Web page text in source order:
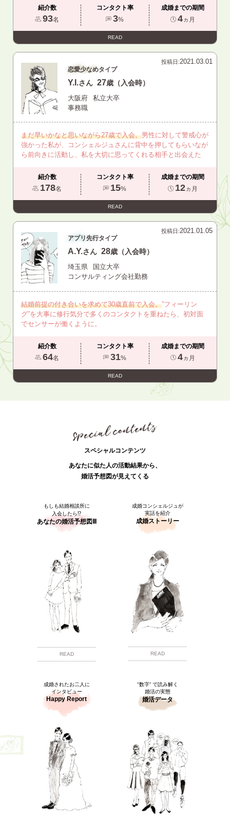
紹介数
93名
コンタクト率
3%
成婚までの期間
4ヵ月
READ
投稿日:2021.03.01
恋愛少なめタイプ
Y.I.さん 27歳（入会時）
大阪府
私立大卒
事務職
まだ早いかなと思いながら27歳で入会。男性に対して警戒心が
強かった私が、コンシェルジュさんに背中を押してもらいなが
ら前向きに活動し、私を大切に思ってくれる相手と出会えた
紹介数
178名
コンタクト率
15%
成婚までの期間
12ヵ月
READ
投稿日:2021.01.05
アプリ先行タイプ
A.Y.さん 28歳（入会時）
埼玉県
国立大卒
コンサルティング会社勤務
結婚前提の付き合いを求めて30歳直前で入会。”フィーリン
グ”を大事に修行気分で多くのコンタクトを重ねたら、初対面
でセンサーが働くように。
紹介数
64名
コンタクト率
31%
成婚までの期間
4ヵ月
READ
スペシャルコンテンツ
あなたに似た人の活動結果から、
婚活予想図が見えてくる
もしも結婚相談所に
入会したら⁉
あなたの婚活予想図Ⅲ
READ
成婚コンシェルジュが
実話を紹介
成婚ストーリー
READ
成婚されたお二人に
インタビュー
Happy Report
"数字” で読み解く
婚活の実態
婚活データ